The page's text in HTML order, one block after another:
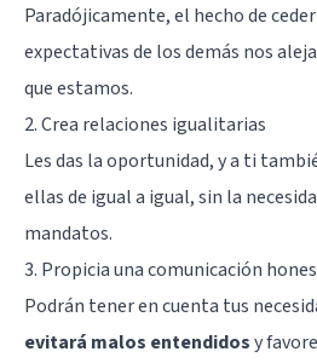
Paradójicamente, el hecho de
expectativas de los demás nos
que estamos.
2. Crea relaciones igualitarias
Les das la oportunidad, y a ti
ellas de igual a igual, sin la
mandatos.
3. Propicia una comunicación
Podrán tener en cuenta tus
evitará malos entendidosy